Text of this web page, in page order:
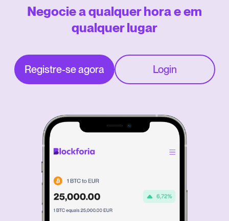
Negocie a qualquer hora e em
qualquer lugar
Registre-se agora Login